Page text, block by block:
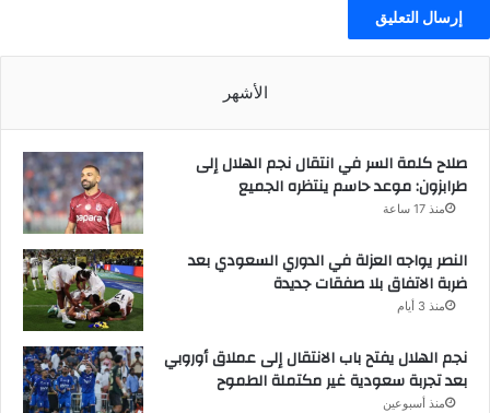
الأشهر
صلاح كلمة السر في انتقال نجم الهلال إلى
طرابزون: موعد حاسم ينتظره الجميع
منذ 17 ساعة
النصر يواجه العزلة في الدوري السعودي بعد
ضربة الاتفاق بلا صفقات جديدة
منذ 3 أيام
نجم الهلال يفتح باب الانتقال إلى عملاق أوروبي
بعد تجربة سعودية غير مكتملة الطموح
منذ أسبوعين